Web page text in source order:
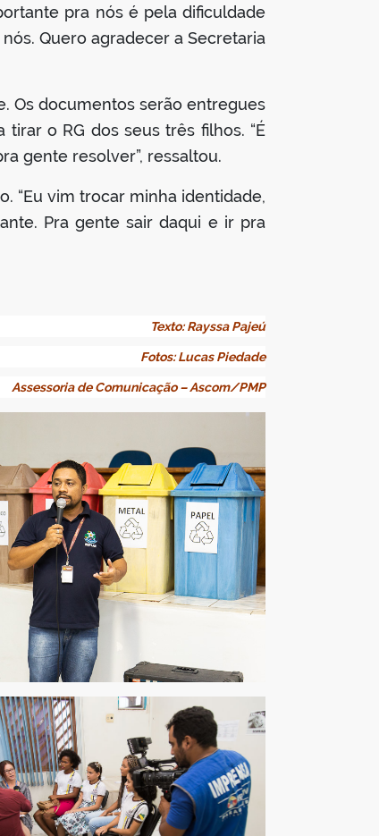
pra nós é pela dificuldade
Quero agradecer a Secretaria
Os documentos serão entregues
o RG dos seus três filhos. “É
gente resolver”, ressaltou.
“Eu vim trocar minha identidade,
Pra gente sair daqui e ir pra
Texto: Rayssa Pajeú
Fotos: Lucas Piedade
Assessoria de Comunicação – Ascom/PMP